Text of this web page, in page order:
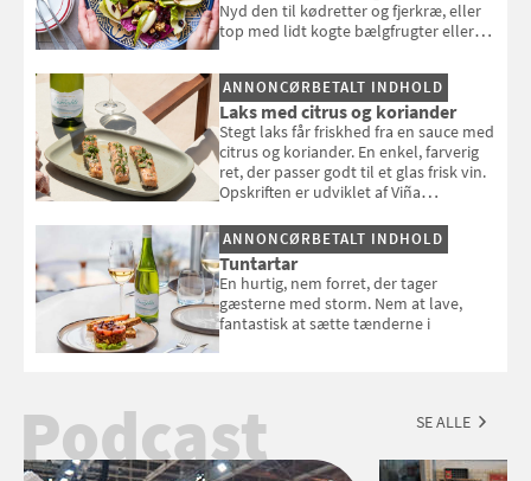
Nyd den til kødretter og fjerkræ, eller
top med lidt kogte bælgfrugter eller
selvstændigt måltid. Opskriften er fra
Louisa Lorangs kogebog "Salat".
ANNONCØRBETALT INDHOLD
Laks med citrus og koriander
Stegt laks får friskhed fra en sauce med
citrus og koriander. En enkel, farverig
ret, der passer godt til et glas frisk vin.
Opskriften er udviklet af Viña
ANNONCØRBETALT INDHOLD
Tuntartar
En hurtig, nem forret, der tager
gæsterne med storm. Nem at lave,
fantastisk at sætte tænderne i
Podcast SE ALLE